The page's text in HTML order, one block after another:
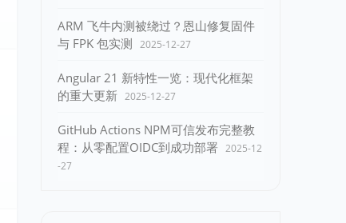
ARM 飞牛内测被绕过？恩山修复固件
与 FPK 包实测 2025-12-27
Angular 21 新特性一览：现代化框架
的重大更新 2025-12-27
GitHub Actions NPM可信发布完整教
程：从零配置OIDC到成功部署 2025-12
-27